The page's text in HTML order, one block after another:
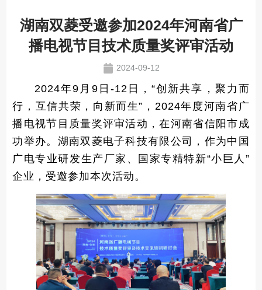
湖南双菱受邀参加2024年河南省广
播电视节目技术质量奖评审活动
2024-09-12
2024年9月9日-12日，“创新共享，聚力而
行，互信共荣，向新而生”，2024年度河南省广
播电视节目质量奖评审活动，在河南省信阳市成
功举办。湖南双菱电子科技有限公司，作为中国
广电专业研发生产厂家、国家专精特新“小巨人”
企业，受邀参加本次活动。